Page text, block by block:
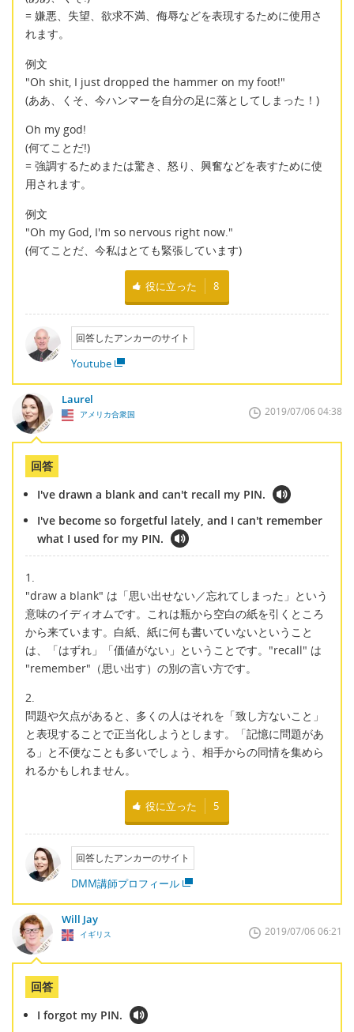
= 嫌悪、失望、欲求不満、侮辱などを表現するために使用さ
れます。
例文
"Oh shit, I just dropped the hammer on my foot!"
(ああ、くそ、今ハンマーを自分の足に落としてしまった！)
Oh my god!
(何てことだ!)
= 強調するためまたは驚き、怒り、興奮などを表すために使
用されます。
例文
"Oh my God, I'm so nervous right now."
(何てことだ、今私はとても緊張しています)
役に立った 8
回答したアンカーのサイト
Youtube
Laurel
アメリカ合衆国 2019/07/06 04:38
回答
I've drawn a blank and can't recall my PIN.
I've become so forgetful lately, and I can't remember
what I used for my PIN.
1.
"draw a blank" は「思い出せない／忘れてしまった」という
意味のイディオムです。これは瓶から空白の紙を引くところ
から来ています。白紙、紙に何も書いていないということ
は、「はずれ」「価値がない」ということです。"recall" は
"remember"（思い出す）の別の言い方です。
2.
問題や欠点があると、多くの人はそれを「致し方ないこと」
と表現することで正当化しようとします。「記憶に問題があ
る」と不便なことも多いでしょう、相手からの同情を集めら
れるかもしれません。
役に立った 5
回答したアンカーのサイト
DMM講師プロフィール
Will Jay
イギリス 2019/07/06 06:21
回答
I forgot my PIN.